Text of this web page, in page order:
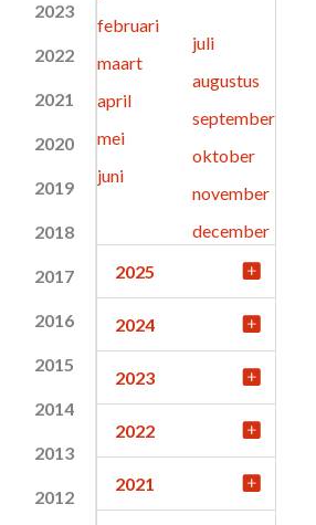
2023
2022
2021
2020
2019
2018
2017
2016
2015
2014
2013
2012
februari
maart
april
mei
juni
juli
augustus
september
oktober
november
december
2025
2024
2023
2022
2021